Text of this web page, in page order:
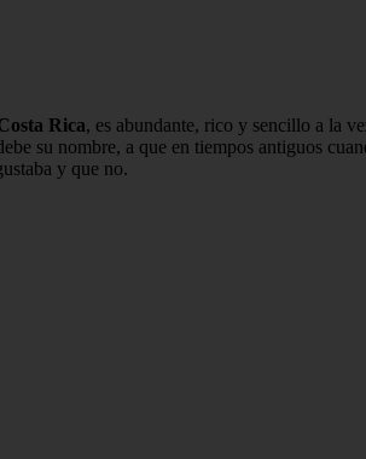
Rica, es abundante, rico y sencillo a la
su nombre, a que en tiempos antiguos
y que no.